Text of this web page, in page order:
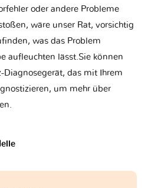
oder andere Probleme
wäre unser Rat, vorsichtig
was das Problem
aufleuchten lässt.Sie können
Diagnosegerät, das mit Ihrem
um mehr über